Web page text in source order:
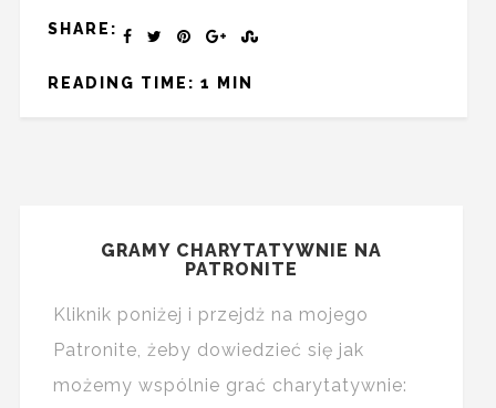
SHARE:
READING TIME: 1 MIN
GRAMY CHARYTATYWNIE NA
PATRONITE
Kliknik poniżej i przejdż na mojego
Patronite, żeby dowiedzieć się jak
możemy wspólnie grać charytatywnie: